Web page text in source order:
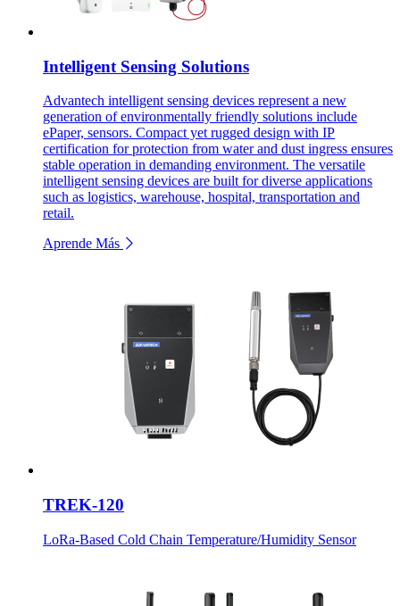
Intelligent Sensing Solutions
Advantech intelligent sensing devices represent a new
generation of environmentally friendly solutions include
ePaper, sensors. Compact yet rugged design with IP
certification for protection from water and dust ingress ensures
stable operation in demanding environment. The versatile
intelligent sensing devices are built for diverse applications
such as logistics, warehouse, hospital, transportation and
retail.
Aprende Más
TREK-120
LoRa-Based Cold Chain Temperature/Humidity Sensor